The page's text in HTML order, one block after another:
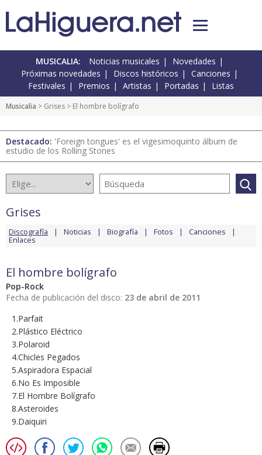
MUSICALIA: Noticias musicales
Novedades
Próximas novedades
Discos históricos
Canciones
Festivales
Premios Artistas Portadas Listas
Musicalia > Grises > El hombre bolígrafo
Destacado: 'Foreign tongues' es el vigesimoquinto álbum de
estudio de los Rolling Stones
Grises
Discografía Noticias Biografía Fotos Canciones
Enlaces
El hombre bolígrafo
Pop-Rock
Fecha de publicación del disco: 23 de abril de 2011
1.Parfait
2.Plástico Eléctrico
3.Polaroid
4.Chicles Pegados
5.Aspiradora Espacial
6.No Es Imposible
7.El Hombre Bolígrafo
8.Asteroides
9.Daiquiri